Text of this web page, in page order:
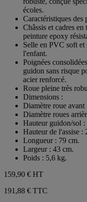
écoles.
Caractéristiques des
Châssis et cadres
peinture epoxy
Selle en PVC soft
l'enfant.
Poignées
guidon sans risque
acier renforcé.
Roue pleine très
Dimensions :
Diamètre roue avant
Diamètre roues
Hauteur guidon/sol :
Hauteur de l'assise :
Longueur : 79 cm.
Largeur : 43 cm.
Poids : 5,6 kg.
159,90 € HT
191,88 € TTC